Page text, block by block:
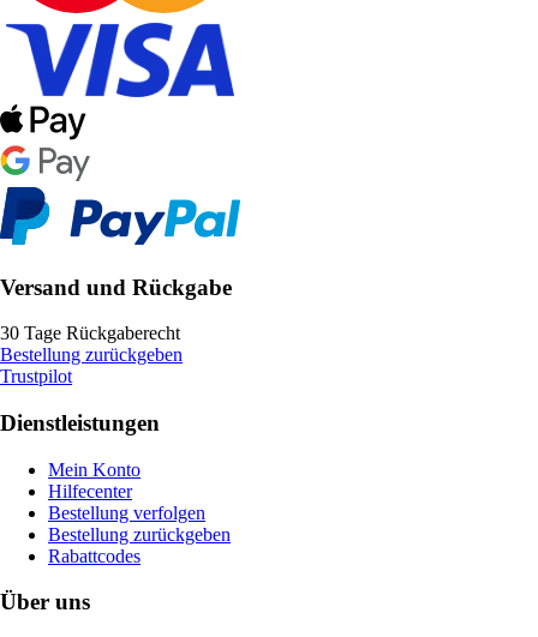
Versand und Rückgabe
30 Tage Rückgaberecht
Bestellung zurückgeben
Trustpilot
Dienstleistungen
Mein Konto
Hilfecenter
Bestellung verfolgen
Bestellung zurückgeben
Rabattcodes
Über uns